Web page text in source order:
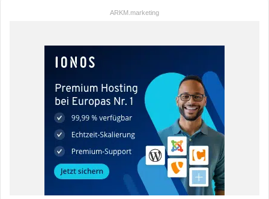
ARKM.marketing